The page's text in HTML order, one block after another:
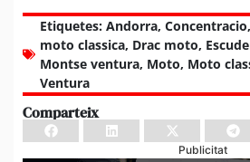
Etiquetes: Andorra, Concentracio,
moto classica, Drac moto,
Montse ventura, Moto, Moto
Ventura
Comparteix
Publicitat